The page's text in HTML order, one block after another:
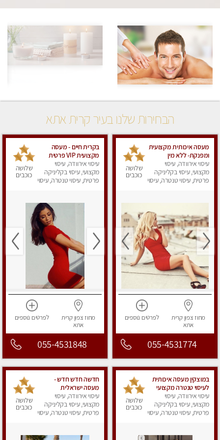
הבחירות שלנו בעיר קרית אתא
מעסה איכותית מקצועית
ומפנקת- ללא מין
עיסוי אירוודה, עיסוי
מקצועי, עיסוי בקליניקה
פרטית, עיסוי טנטרה, עיסוי
שלושה
כוכבים
מחוז צפוןקרית
אתא
לפרטים נוספים
055-4531774
בקרית חיים - מעסה
מקצועית VIP פרטית
ומיוחדת בחיפה מומלץ
מאוד !!!
עיסוי אירוודה, עיסוי
מקצועי, עיסוי בקליניקה
פרטית, עיסוי טנטרה, עיסוי
שלושה
כוכבים
מחוז צפוןקרית
אתא
לפרטים נוספים
055-4531848
במוצקין מעסה איכותית
לעיסוי טנטרה מקצועי
ומרגיעה
עיסוי אירוודה, עיסוי
מקצועי, עיסוי בקליניקה
פרטית, עיסוי טנטרה, עיסוי
שלושה
כוכבים
חדשה חדש חדש -
מעסה ישראלית
מהממת, חדשה לגמרי
בקריות
עיסוי אירוודה, עיסוי
מקצועי, עיסוי בקליניקה
פרטית, עיסוי טנטרה, עיסוי
שלושה
כוכבים